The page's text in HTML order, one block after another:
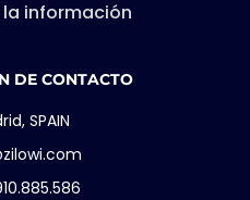
información
DE CONTACTO
SPAIN